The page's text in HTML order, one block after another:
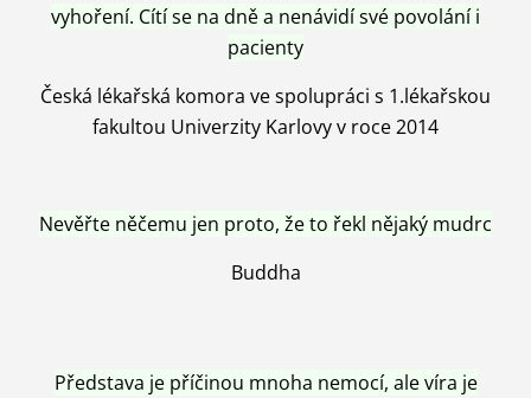
vyhoření. Cítí se na dně a nenávidí své povolání i
pacienty
Česká lékařská komora ve spolupráci s 1.lékařskou
fakultou Univerzity Karlovy v roce 2014
Nevěřte něčemu jen proto, že to řekl nějaký mudrc
Buddha
Představa je příčinou mnoha nemocí, ale víra je